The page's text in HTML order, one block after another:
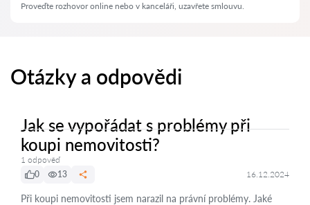
Proveďte rozhovor online nebo v kanceláři, uzavřete smlouvu.
Otázky a odpovědi
Jak se vypořádat s problémy při
koupi nemovitosti?
1 odpověď
0
13 16.12.2024
Při koupi nemovitosti jsem narazil na právní problémy. Jaké